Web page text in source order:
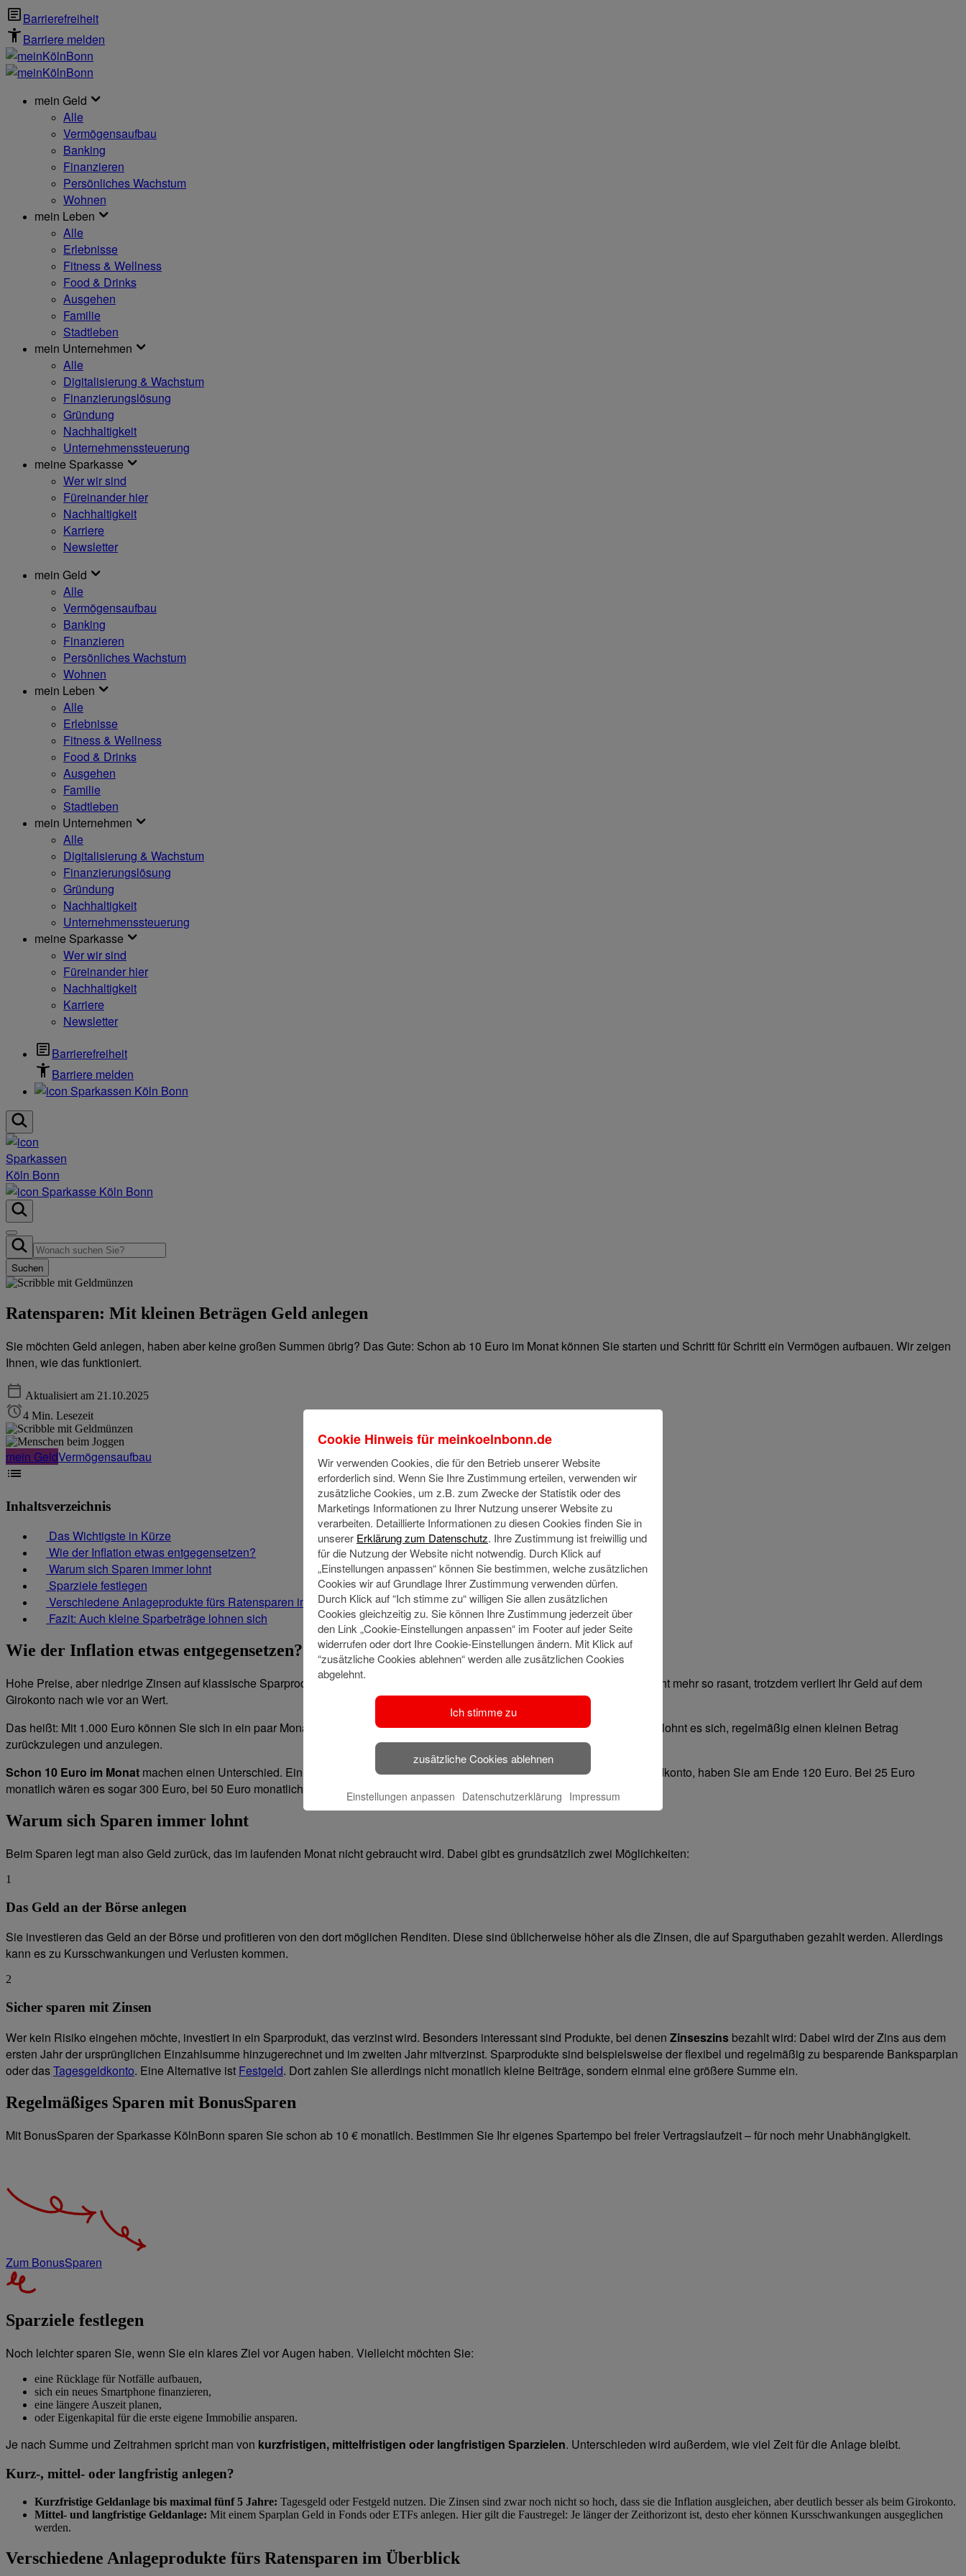
Barrierefreiheit
Barriere melden
mein Geld
Alle
Vermögensaufbau
Banking
Finanzieren
Persönliches Wachstum
Wohnen
mein Leben
Alle
Erlebnisse
Fitness & Wellness
Food & Drinks
Ausgehen
Familie
Stadtleben
mein Unternehmen
Alle
Digitalisierung & Wachstum
Finanzierungslösung
Gründung
Nachhaltigkeit
Unternehmenssteuerung
meine Sparkasse
Wer wir sind
Füreinander hier
Nachhaltigkeit
Karriere
Newsletter
mein Geld
Alle
Vermögensaufbau
Banking
Finanzieren
Persönliches Wachstum
Wohnen
mein Leben
Alle
Erlebnisse
Fitness & Wellness
Food & Drinks
Ausgehen
Familie
Stadtleben
mein Unternehmen
Alle
Digitalisierung & Wachstum
Finanzierungslösung
Gründung
Nachhaltigkeit
Unternehmenssteuerung
meine Sparkasse
Wer wir sind
Füreinander hier
Nachhaltigkeit
Karriere
Newsletter
Barrierefreiheit
Barriere melden
Suchen
Ratensparen: Mit kleinen Beträgen Geld anlegen
Sie möchten Geld anlegen, haben aber keine großen Summen übrig? Das Gute: Schon ab 10 Euro im Monat können Sie starten und Schritt für Schritt ein Vermögen aufbauen. Wir zeigen
Ihnen, wie das funktioniert.
Aktualisiert am 21.10.2025
4 Min. Lesezeit
mein GeldVermögensaufbau
Inhaltsverzeichnis
Das Wichtigste in Kürze
Wie der Inflation etwas entgegensetzen?
Warum sich Sparen immer lohnt
Sparziele festlegen
Verschiedene Anlageprodukte fürs Ratensparen im Überblick
Fazit: Auch kleine Sparbeträge lohnen sich
Wie der Inflation etwas entgegensetzen?
Hohe Preise, aber niedrige Zinsen auf klassische Sparprodukte – das ist keine gute Mischung. Zwar steigt die Inflation aktuell nicht mehr so rasant, trotzdem verliert Ihr Geld auf dem
Girokonto nach wie vor an Wert.
Das heißt: Mit 1.000 Euro können Sie sich in ein paar Monaten weniger leisten als heute. Um diesenWertverlust zu verringern
, lohnt es sich, regelmäßig einen kleinen Betrag
zurückzulegen und anzulegen.
Schon 10 Euro im Monat machen einen Unterschied. Ein Beispiel: Legen Sie ein Jahr lang jeden Monat 10 Euro aufs Tagesgeldkonto, haben Sie am Ende 120 Euro. Bei 25 Euro
monatlich wären es sogar 300 Euro, bei 50 Euro monatlich 600 Euro.
Warum sich Sparen immer lohnt
Beim Sparen legt man also Geld zurück, das im laufenden Monat nicht gebraucht wird. Dabei gibt es grundsätzlich zwei Möglichkeiten:
1
Das Geld an der Börse anlegen
Sie investieren das Geld an der Börse und profitieren von den dort möglichen Renditen. Diese sind üblicherweise höher als die Zinsen, die auf Sparguthaben gezahlt werden. Allerdings
kann es zu Kursschwankungen und Verlusten kommen.
2
Sicher sparen mit Zinsen
Wer kein Risiko eingehen möchte, investiert in ein Sparprodukt, das verzinst wird. Besonders interessant sind Produkte, bei denen Zinseszins bezahlt wird: Dabei wird der Zins aus dem
ersten Jahr der ursprünglichen Einzahlsumme hinzugerechnet und im zweiten Jahr mitverzinst. Sparprodukte sind beispielsweise der flexibel und regelmäßig zu besparende Banksparplan
oder dasTagesgeldkonto. Eine Alternative ist Festgeld. Dort zahlen Sie allerdings nicht monatlich kleine Beiträge, sondern einmal eine größere Summe ein.
Regelmäßiges Sparen mit BonusSparen
Mit BonusSparen der Sparkasse KölnBonn sparen Sie schon ab 10 € monatlich. Bestimmen Sie Ihr eigenes Spar­tempo bei freier Vertrags­laufzeit – für noch mehr Unabhängigkeit.
Zum BonusSparen
Sparziele festlegen
Noch leichter sparen Sie, wenn Sie ein klares Ziel vor Augen haben. Vielleicht möchten Sie:
eine Rücklage für Notfälle aufbauen,
sich ein neues Smartphone finanzieren,
eine längere Auszeit planen,
oder Eigenkapital für die erste eigene Immobilie ansparen.
Je nach Summe und Zeitrahmen spricht man von kurzfristigen, mittelfristigen oder langfristigen Sparzielen. Unterschieden wird außerdem, wie viel Zeit für die Anlage bleibt.
Kurz-, mittel- oder langfristig anlegen?
Kurzfristige Geldanlage bis maximal fünf 5 Jahre: Tagesgeld oder Festgeld nutzen. Die Zinsen sind zwar noch nicht so hoch, dass sie die Inflation ausgleichen, aber deutlich besser als beim Girokonto.
Mittel- und langfristige Geldanlage: Mit einem Sparplan Geld in Fonds oder ETFs anlegen. Hier gilt die Faustregel: Je länger der Zeithorizont ist, desto eher können Kursschwankungen ausgeglichen
werden.
Verschiedene Anlageprodukte fürs Ratensparen im Überblick
Cookie Hinweis für meinkoelnbonn.de
Wir verwenden Cookies, die für den Betrieb unserer Website
erforderlich sind. Wenn Sie Ihre Zustimmung erteilen, verwenden wir
zusätzliche Cookies, um z.B. zum Zwecke der Statistik oder des
Marketings Informationen zu Ihrer Nutzung unserer Website zu
verarbeiten. Detaillierte Informationen zu diesen Cookies finden Sie in
unserer Erklärung zum Datenschutz. Ihre Zustimmung ist freiwillig und
für die Nutzung der Website nicht notwendig. Durch Klick auf
„Einstellungen anpassen“ können Sie bestimmen, welche zusätzlichen
Cookies wir auf Grundlage Ihrer Zustimmung verwenden dürfen.
Durch Klick auf “Ich stimme zu“ willigen Sie allen zusätzlichen
Cookies gleichzeitig zu. Sie können Ihre Zustimmung jederzeit über
den Link „Cookie-Einstellungen anpassen“ im Footer auf jeder Seite
widerrufen oder dort Ihre Cookie-Einstellungen ändern. Mit Klick auf
“zusätzliche Cookies ablehnen“ werden alle zusätzlichen Cookies
abgelehnt.
Ich stimme zu
zusätzliche Cookies ablehnen
Einstellungen anpassen Datenschutzerklärung Impressum